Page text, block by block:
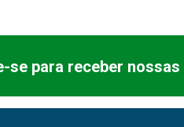
se para receber